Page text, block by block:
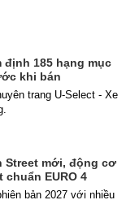
định 185 hạng mục
khi bán
trang U-Select - Xe
Street mới, động cơ
chuẩn EURO 4
bản 2027 với nhiều